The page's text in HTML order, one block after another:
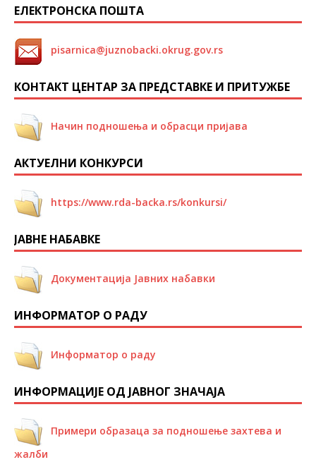
ЕЛЕКТРОНСКА ПОШТА
pisarnica@juznobacki.okrug.gov.rs
КОНТАКТ ЦЕНТАР ЗА ПРЕДСТАВКЕ И ПРИТУЖБЕ
Начин подношења и обрасци пријава
АКТУЕЛНИ КОНКУРСИ
https://www.rda-backa.rs/konkursi/
ЈАВНЕ НАБАВКЕ
Документација Јавних набавки
ИНФОРМАТОР О РАДУ
Информатор о раду
ИНФОРМАЦИЈЕ ОД ЈАВНОГ ЗНАЧАЈА
Примери образаца за подношење захтева и
жалби